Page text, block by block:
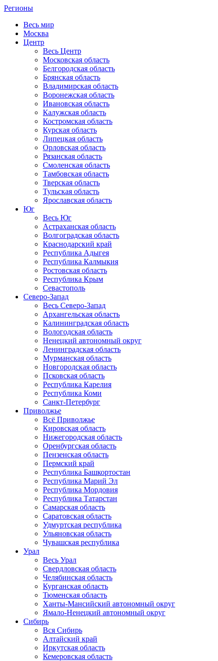
Регионы
Весь мир
Москва
Центр
Весь Центр
Московская область
Белгородская область
Брянская область
Владимирская область
Воронежская область
Ивановская область
Калужская область
Костромская область
Курская область
Липецкая область
Орловская область
Рязанская область
Смоленская область
Тамбовская область
Тверская область
Тульская область
Ярославская область
Юг
Весь Юг
Астраханская область
Волгоградская область
Краснодарский край
Республика Адыгея
Республика Калмыкия
Ростовская область
Республика Крым
Севастополь
Северо-Запад
Весь Северо-Запад
Архангельская область
Калининградская область
Вологодская область
Ненецкий автономный округ
Ленинградская область
Мурманская область
Новгородская область
Псковская область
Республика Карелия
Республика Коми
Санкт-Петербург
Приволжье
Всё Приволжье
Кировская область
Нижегородская область
Оренбургская область
Пензенская область
Пермский край
Республика Башкортостан
Республика Марий Эл
Республика Мордовия
Республика Татарстан
Самарская область
Саратовская область
Удмуртская республика
Ульяновская область
Чувашская республика
Урал
Весь Урал
Свердловская область
Челябинская область
Курганская область
Тюменская область
Ханты-Мансийский автономный округ
Ямало-Ненецкий автономный округ
Сибирь
Вся Сибирь
Алтайский край
Иркутская область
Кемеровская область